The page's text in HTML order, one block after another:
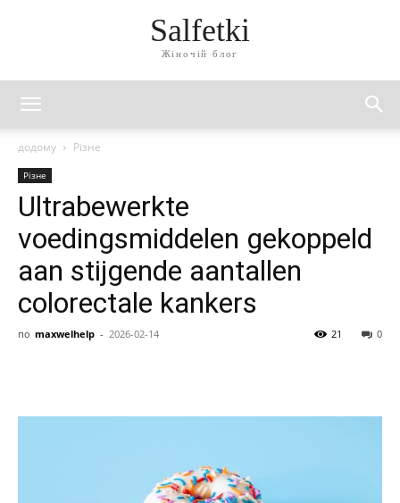
Salfetki
Жіночій блог
додому Різне
Різне
Ultrabewerkte
voedingsmiddelen gekoppeld
aan stijgende aantallen
colorectale kankers
по maxwelhelp - 2026-02-14 0
21